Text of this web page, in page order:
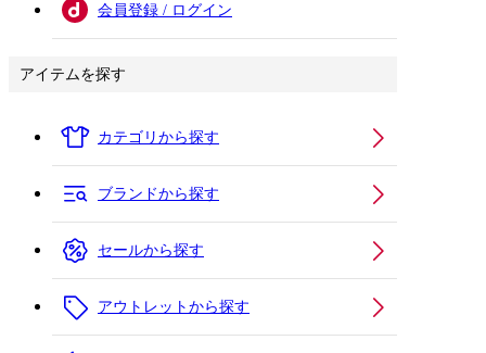
会員登録 / ログイン
アイテムを探す
カテゴリから探す
ブランドから探す
セールから探す
アウトレットから探す